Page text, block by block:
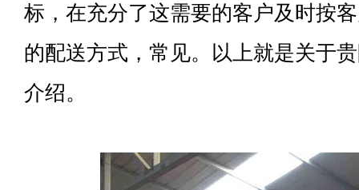
标，在充分了这需要的客户及时按
的配送方式，常见。以上就是关于
介绍。